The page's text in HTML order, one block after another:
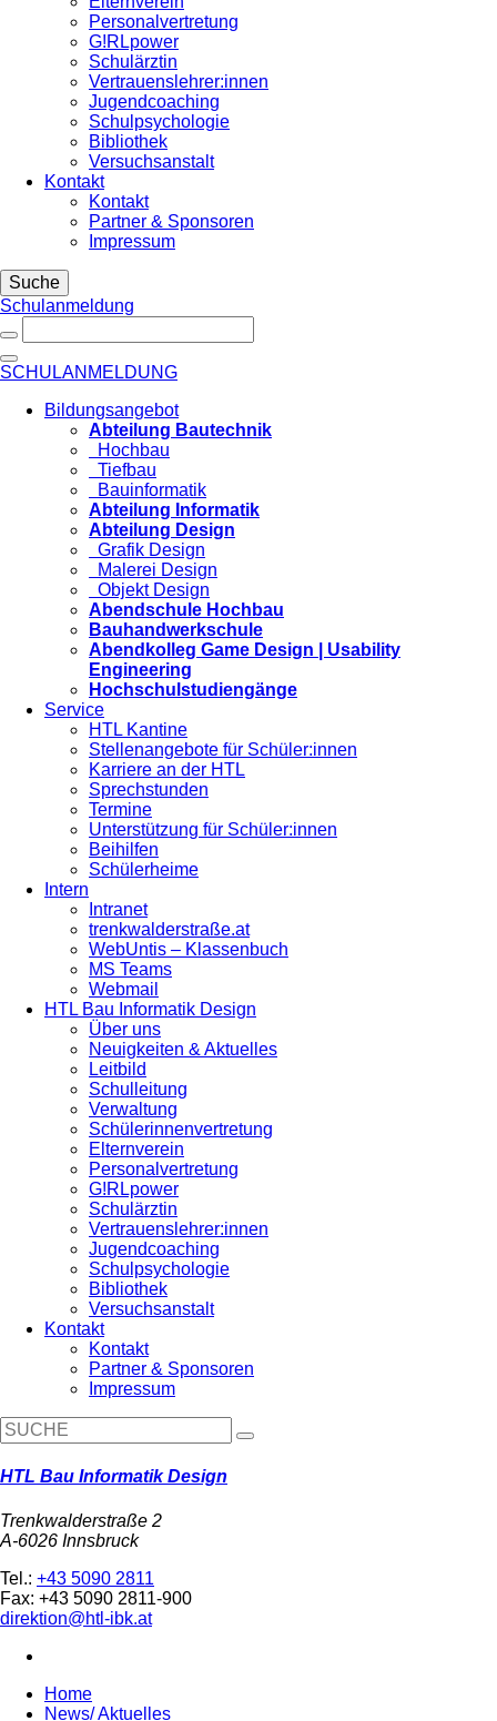
Personalvertretung
G!RLpower
Schulärztin
Vertrauenslehrer:innen
Jugendcoaching
Schulpsychologie
Bibliothek
Versuchsanstalt
Kontakt
Kontakt
Partner & Sponsoren
Impressum
Suche
Schulanmeldung
SCHULANMELDUNG
Bildungsangebot
Abteilung Bautechnik
Hochbau
Tiefbau
Bauinformatik
Abteilung Informatik
Abteilung Design
Grafik Design
Malerei Design
Objekt Design
Abendschule Hochbau
Bauhandwerkschule
Abendkolleg Game Design | Usability
Engineering
Hochschulstudiengänge
Service
HTL Kantine
Stellenangebote für Schüler:innen
Karriere an der HTL
Sprechstunden
Termine
Unterstützung für Schüler:innen
Beihilfen
Schülerheime
Intern
Intranet
trenkwalderstraße.at
WebUntis – Klassenbuch
MS Teams
Webmail
HTL Bau Informatik Design
Über uns
Neuigkeiten & Aktuelles
Leitbild
Schulleitung
Verwaltung
Schülerinnenvertretung
Elternverein
Personalvertretung
G!RLpower
Schulärztin
Vertrauenslehrer:innen
Jugendcoaching
Schulpsychologie
Bibliothek
Versuchsanstalt
Kontakt
Kontakt
Partner & Sponsoren
Impressum
HTL Bau Informatik Design
Trenkwalderstraße 2
A-6026 Innsbruck
Tel.: +43 5090 2811
Fax: +43 5090 2811-900
direktion@htl-ibk.at
Home
News/ Aktuelles